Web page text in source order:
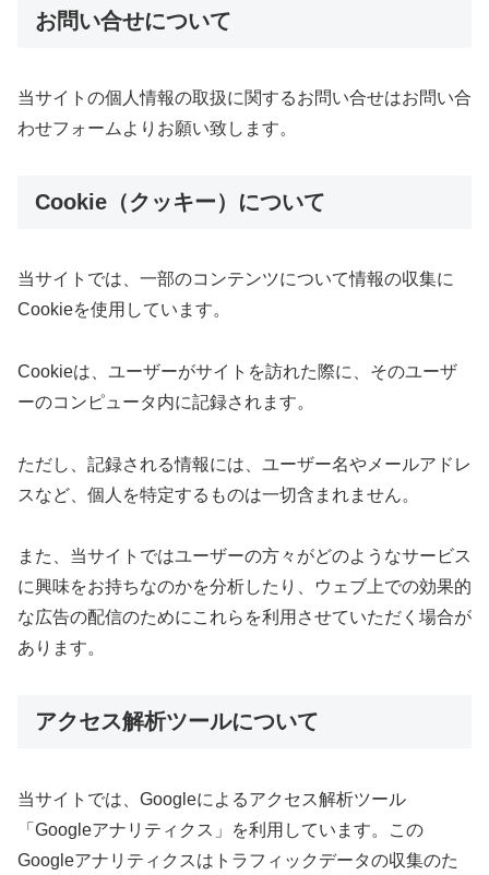
お問い合せについて
当サイトの個人情報の取扱に関するお問い合せはお問い合
わせフォームよりお願い致します。
Cookie（クッキー）について
当サイトでは、一部のコンテンツについて情報の収集に
Cookieを使用しています。
Cookieは、ユーザーがサイトを訪れた際に、そのユーザ
ーのコンピュータ内に記録されます。
ただし、記録される情報には、ユーザー名やメールアドレ
スなど、個人を特定するものは一切含まれません。
また、当サイトではユーザーの方々がどのようなサービス
に興味をお持ちなのかを分析したり、ウェブ上での効果的
な広告の配信のためにこれらを利用させていただく場合が
あります。
アクセス解析ツールについて
当サイトでは、Googleによるアクセス解析ツール
「Googleアナリティクス」を利用しています。この
Googleアナリティクスはトラフィックデータの収集のた